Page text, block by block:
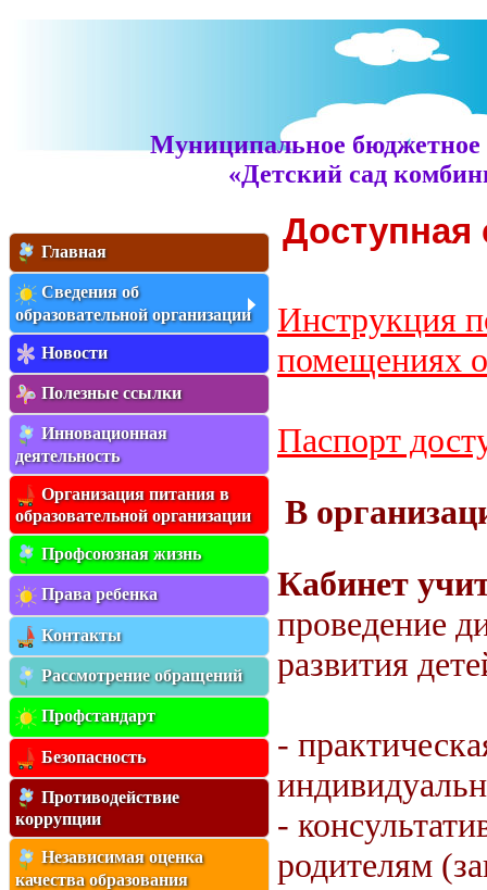
Муниципальное бюджетное
«Детский сад
Главная
Сведения об
образовательной организации
Новости
Полезные ссылки
Инновационная
деятельность
Организация питания в
образовательной организации
Профсоюзная жизнь
Права ребенка
Контакты
Рассмотрение обращений
Профстандарт
Безопасность
Противодействие
коррупции
Независимая оценка
качества образования
Доступная
Инструкция
помещениях
Паспорт
В
Кабинет
проведение
развития
-
-
родителям